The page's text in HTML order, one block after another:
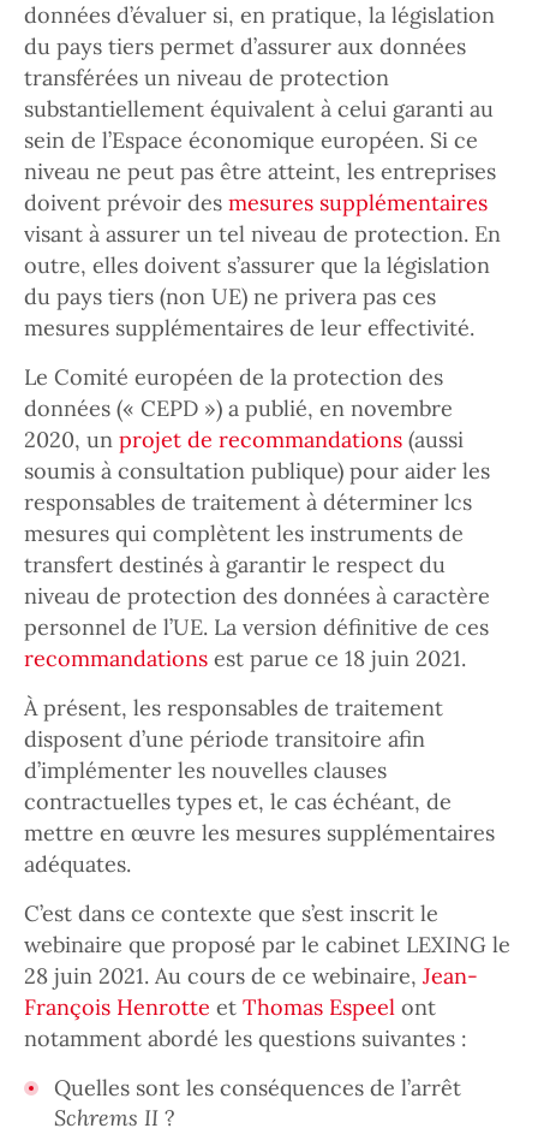
données d’évaluer si, en pratique, la législation
du pays tiers permet d’assurer aux données
transférées un niveau de protection
substantiellement équivalent à celui garanti au
sein de l’Espace économique européen. Si ce
niveau ne peut pas être atteint, les entreprises
doivent prévoir des mesures supplémentaires
visant à assurer un tel niveau de protection. En
outre, elles doivent s’assurer que la législation
du pays tiers (non UE) ne privera pas ces
mesures supplémentaires de leur effectivité.
Le Comité européen de la protection des
données (« CEPD ») a publié, en novembre
2020, un projet de recommandations (aussi
soumis à consultation publique) pour aider les
responsables de traitement à déterminer lcs
mesures qui complètent les instruments de
transfert destinés à garantir le respect du
niveau de protection des données à caractère
personnel de l’UE. La version définitive de ces
recommandations est parue ce 18 juin 2021.
À présent, les responsables de traitement
disposent d’une période transitoire afin
d’implémenter les nouvelles clauses
contractuelles types et, le cas échéant, de
mettre en œuvre les mesures supplémentaires
adéquates.
C’est dans ce contexte que s’est inscrit le
webinaire que proposé par le cabinet LEXING le
28 juin 2021. Au cours de ce webinaire, Jean-
François Henrotte et Thomas Espeel ont
notamment abordé les questions suivantes :
Quelles sont les conséquences de l’arrêt
Schrems II ?